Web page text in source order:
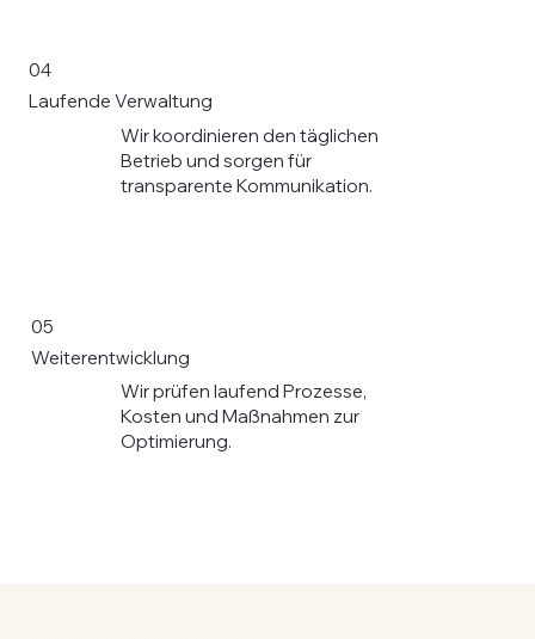
04
Laufende Verwaltung
Wir koordinieren den täglichen
Betrieb und sorgen für
transparente Kommunikation.
05
Weiterentwicklung
Wir prüfen laufend Prozesse,
Kosten und Maßnahmen zur
Optimierung.